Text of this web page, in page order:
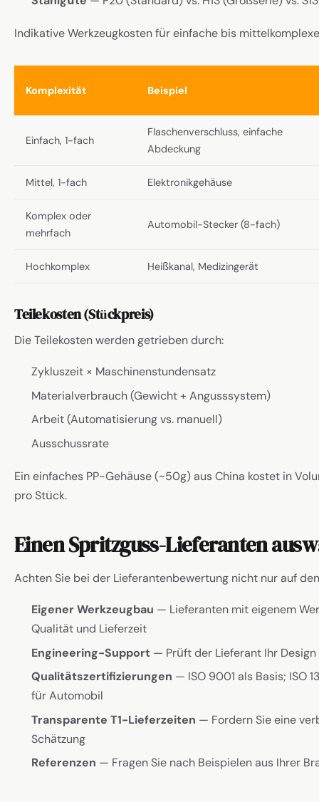
Indikative Werkzeugkosten für einfache bis
Komplexität Beispiel
Einfach, 1-fach
Flaschenverschluss, einfache
Abdeckung
Mittel, 1-fach Elektronikgehäuse
Komplex oder
mehrfach
Automobil-Stecker (8-fach)
Hochkomplex Heißkanal, Medizingerät
Teilekosten (Stückpreis)
Die Teilekosten werden getrieben durch:
Zykluszeit × Maschinenstundensatz
Materialverbrauch (Gewicht + Angusssystem)
Arbeit (Automatisierung vs. manuell)
Ausschussrate
Ein einfaches PP-Gehäuse (~50g) aus China kostet in
pro Stück.
Einen Spritzguss-Lieferanten
Achten Sie bei der Lieferantenbewertung nicht nur auf
Eigener Werkzeugbau — Lieferanten mit eigenem
Qualität und Lieferzeit
Engineering-Support — Prüft der Lieferant Ihr
Qualitätszertifizierungen — ISO 9001 als Basis; ISO
für Automobil
Transparente T1-Lieferzeiten — Fordern Sie eine
Schätzung
Referenzen — Fragen Sie nach Beispielen aus Ihrer